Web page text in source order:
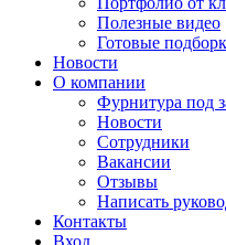
Полезные видео
Готовые
Новости
О компании
Фурнитура под
Новости
Сотрудники
Вакансии
Отзывы
Написать
Контакты
Вход